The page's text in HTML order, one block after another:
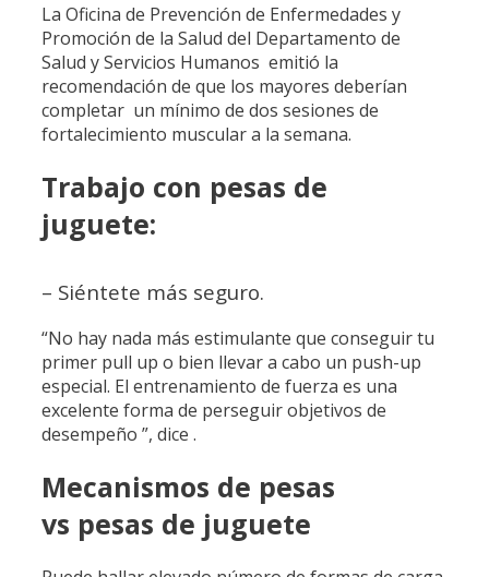
La Oficina de Prevención de Enfermedades y
Promoción de la Salud del Departamento de
Salud y Servicios Humanos emitió la
recomendación de que los mayores deberían
completar un mínimo de dos sesiones de
fortalecimiento muscular a la semana.
Trabajo con pesas de
juguete:
– Siéntete más seguro.
“No hay nada más estimulante que conseguir tu
primer pull up o bien llevar a cabo un push-up
especial. El entrenamiento de fuerza es una
excelente forma de perseguir objetivos de
desempeño ”, dice .
Mecanismos de pesas
vs pesas de juguete